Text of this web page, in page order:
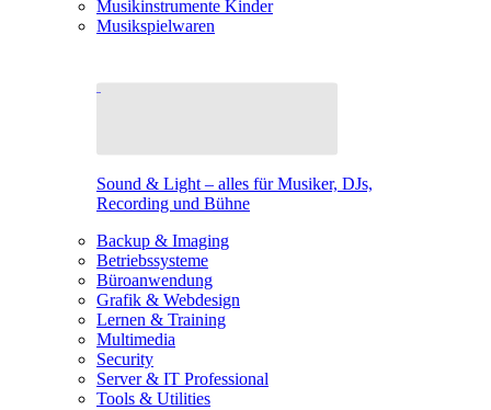
Musikinstrumente Kinder
Musikspielwaren
Sound & Light – alles für Musiker, DJs,
Recording und Bühne
Backup & Imaging
Betriebssysteme
Büroanwendung
Grafik & Webdesign
Lernen & Training
Multimedia
Security
Server & IT Professional
Tools & Utilities